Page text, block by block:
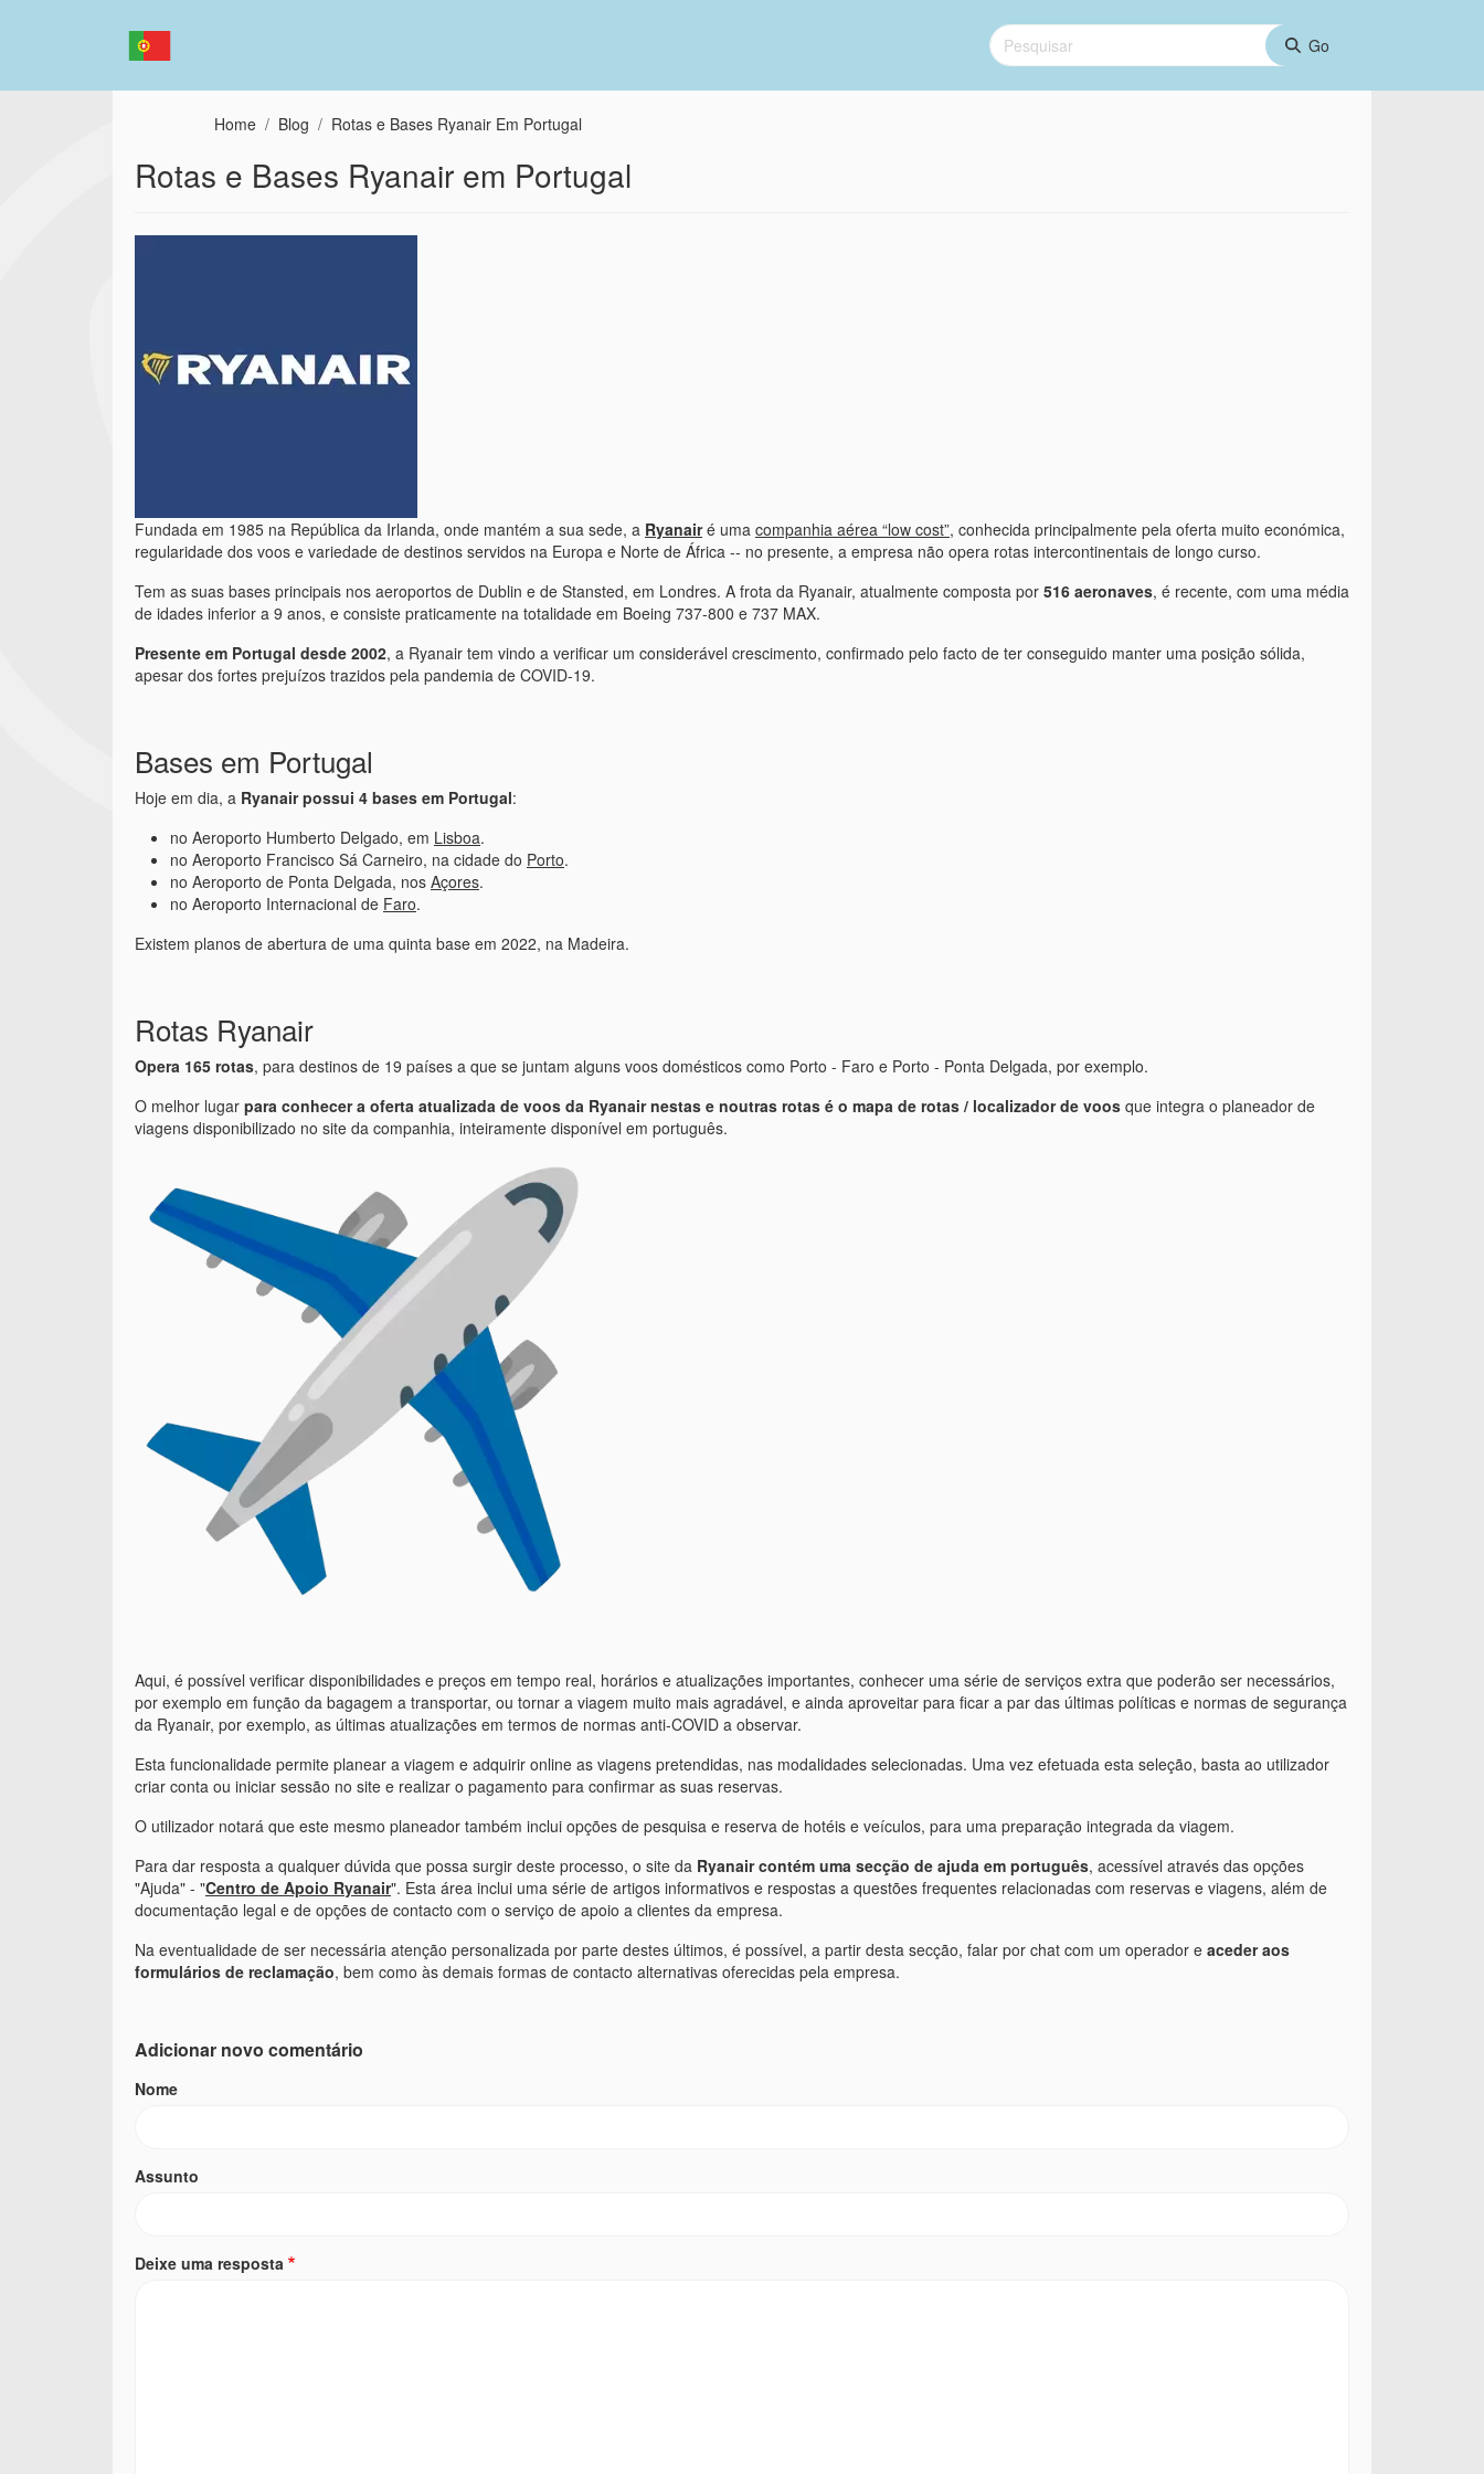
Home Blog Rotas e Bases Ryanair Em Portugal
Rotas e Bases Ryanair em Portugal
Fundada em 1985 na República da Irlanda, onde mantém a sua sede, a Ryanairé uma companhia aérea “low cost”, conhecida principalmente pela oferta muito económica,
regularidade dos voos e variedade de destinos servidos na Europa e Norte de África -- no presente, a empresa não opera rotas intercontinentais de longo curso.
Tem as suas bases principais nos aeroportos de Dublin e de Stansted, em Londres. A frota da Ryanair, atualmente composta por 516 aeronaves, é recente, com uma média
de idades inferior a 9 anos, e consiste praticamente na totalidade em Boeing 737-800 e 737 MAX.
Presente em Portugal desde 2002, a Ryanair tem vindo a verificar um considerável crescimento, confirmado pelo facto de ter conseguido manter uma posição sólida,
apesar dos fortes prejuízos trazidos pela pandemia de COVID-19.
Bases em Portugal
Hoje em dia, a Ryanair possui 4 bases em Portugal:
no Aeroporto Humberto Delgado, em Lisboa.
no Aeroporto Francisco Sá Carneiro, na cidade do Porto.
no Aeroporto de Ponta Delgada, nos Açores.
no Aeroporto Internacional de Faro.
Existem planos de abertura de uma quinta base em 2022, na Madeira.
Rotas Ryanair
Opera 165 rotas, para destinos de 19 países a que se juntam alguns voos domésticos como Porto - Faro e Porto - Ponta Delgada, por exemplo.
O melhor lugar para conhecer a oferta atualizada de voos da Ryanair nestas e noutras rotas é o mapa de rotas / localizador de voos que integra o planeador de
viagens disponibilizado no site da companhia, inteiramente disponível em português.
Aqui, é possível verificar disponibilidades e preços em tempo real, horários e atualizações importantes, conhecer uma série de serviços extra que poderão ser necessários,
por exemplo em função da bagagem a transportar, ou tornar a viagem muito mais agradável, e ainda aproveitar para ficar a par das últimas políticas e normas de segurança
da Ryanair, por exemplo, as últimas atualizações em termos de normas anti-COVID a observar.
Esta funcionalidade permite planear a viagem e adquirir online as viagens pretendidas, nas modalidades selecionadas. Uma vez efetuada esta seleção, basta ao utilizador
criar conta ou iniciar sessão no site e realizar o pagamento para confirmar as suas reservas.
O utilizador notará que este mesmo planeador também inclui opções de pesquisa e reserva de hotéis e veículos, para uma preparação integrada da viagem.
Para dar resposta a qualquer dúvida que possa surgir deste processo, o site da Ryanair contém uma secção de ajuda em português, acessível através das opções
"Ajuda" - "Centro de Apoio Ryanair". Esta área inclui uma série de artigos informativos e respostas a questões frequentes relacionadas com reservas e viagens, além de
documentação legal e de opções de contacto com o serviço de apoio a clientes da empresa.
Na eventualidade de ser necessária atenção personalizada por parte destes últimos, é possível, a partir desta secção, falar por chat com um operador e aceder aos
formulários de reclamação, bem como às demais formas de contacto alternativas oferecidas pela empresa.
Adicionar novo comentário
Nome
Assunto
Deixe uma resposta